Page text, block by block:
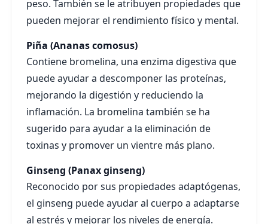
peso. También se le atribuyen propiedades que
pueden mejorar el rendimiento físico y mental.
Piña (Ananas comosus)
Contiene bromelina, una enzima digestiva que
puede ayudar a descomponer las proteínas,
mejorando la digestión y reduciendo la
inflamación. La bromelina también se ha
sugerido para ayudar a la eliminación de
toxinas y promover un vientre más plano.
Ginseng (Panax ginseng)
Reconocido por sus propiedades adaptógenas,
el ginseng puede ayudar al cuerpo a adaptarse
al estrés y mejorar los niveles de energía.